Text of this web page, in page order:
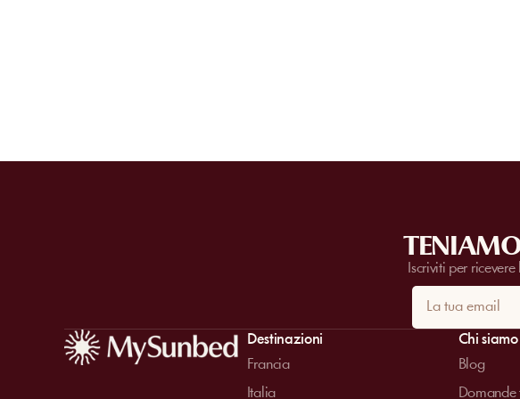
Iscriviti per
Destinazioni
Francia
Italia
Chi siamo
Blog
Domande